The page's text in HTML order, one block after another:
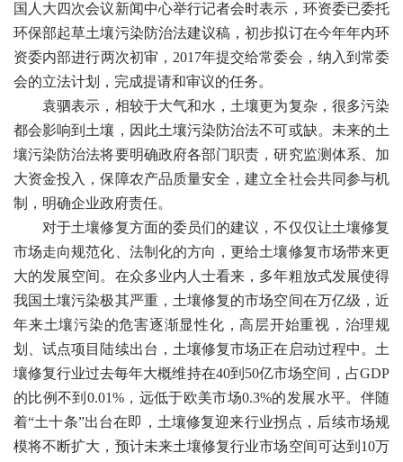
国人大四次会议新闻中心举行记者会时表示，环资委已委托
环保部起草土壤污染防治法建议稿，初步拟订在今年年内环
资委内部进行两次初审，2017年提交给常委会，纳入到常委
会的立法计划，完成提请和审议的任务。
袁驷表示，相较于大气和水，土壤更为复杂，很多污染
都会影响到土壤，因此土壤污染防治法不可或缺。未来的土
壤污染防治法将要明确政府各部门职责，研究监测体系、加
大资金投入，保障农产品质量安全，建立全社会共同参与机
制，明确企业政府责任。
对于土壤修复方面的委员们的建议，不仅仅让土壤修复
市场走向规范化、法制化的方向，更给土壤修复市场带来更
大的发展空间。在众多业内人士看来，多年粗放式发展使得
我国土壤污染极其严重，土壤修复的市场空间在万亿级，近
年来土壤污染的危害逐渐显性化，高层开始重视，治理规
划、试点项目陆续出台，土壤修复市场正在启动过程中。土
壤修复行业过去每年大概维持在40到50亿市场空间，占GDP
的比例不到0.01%，远低于欧美市场0.3%的发展水平。伴随
着“土十条”出台在即，土壤修复迎来行业拐点，后续市场规
模将不断扩大，预计未来土壤修复行业市场空间可达到10万